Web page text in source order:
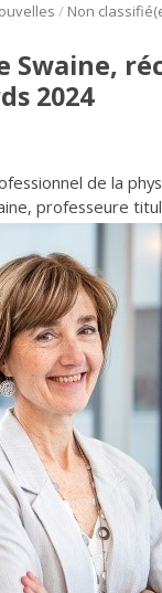
/ Non
Swaine,
2024
de la
professeure